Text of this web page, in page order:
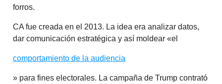
forros.
CA fue creada en el 2013. La idea era analizar datos,
dar comunicación estratégica y así moldear «el
comportamiento de la audiencia
» para fines electorales. La campaña de Trump contrató